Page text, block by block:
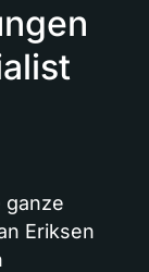
ganze
Eriksen